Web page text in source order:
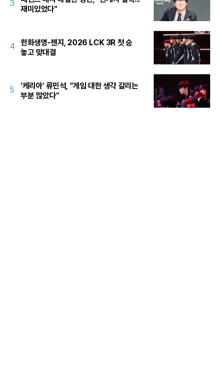
3
재미있었다"
4
한화생명-젠지, 2026 LCK 3R 첫 승
놓고 맞대결
5
'케리아' 류민석, "게임 대한 생각 갈리는
부분 많았다"